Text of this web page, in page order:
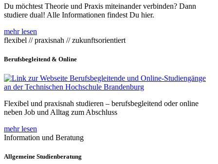
Du möchtest Theorie und Praxis miteinander verbinden? Dann
studiere dual! Alle Informationen findest Du hier.
mehr lesen
flexibel // praxisnah // zukunftsorientiert
Berufsbegleitend & Online
Flexibel und praxisnah studieren – berufsbegleitend oder online
neben Job und Alltag zum Abschluss
mehr lesen
Information und Beratung
Allgemeine Studienberatung